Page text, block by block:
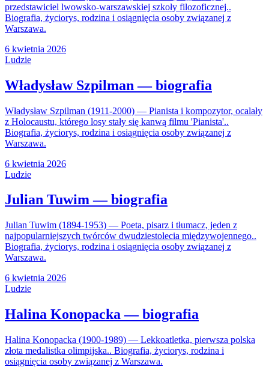
przedstawiciel lwowsko-warszawskiej szkoły filozoficznej..
Biografia, życiorys, rodzina i osiągnięcia osoby związanej z
Warszawa.
6 kwietnia 2026
Ludzie
Władysław Szpilman — biografia
Władysław Szpilman (1911-2000) — Pianista i kompozytor, ocalały
z Holocaustu, którego losy stały się kanwą filmu 'Pianista'..
Biografia, życiorys, rodzina i osiągnięcia osoby związanej z
Warszawa.
6 kwietnia 2026
Ludzie
Julian Tuwim — biografia
Julian Tuwim (1894-1953) — Poeta, pisarz i tłumacz, jeden z
najpopularniejszych twórców dwudziestolecia międzywojennego..
Biografia, życiorys, rodzina i osiągnięcia osoby związanej z
Warszawa.
6 kwietnia 2026
Ludzie
Halina Konopacka — biografia
Halina Konopacka (1900-1989) — Lekkoatletka, pierwsza polska
złota medalistka olimpijska.. Biografia, życiorys, rodzina i
osiągnięcia osoby związanej z Warszawa.